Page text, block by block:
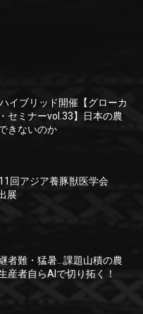
イブリッド開催【グローカ
セミナーvol.33】日本の農
きないのか
回アジア養豚獣医学会
展
者難・猛暑…課題山積の農
産者自らAIで切り拓く！